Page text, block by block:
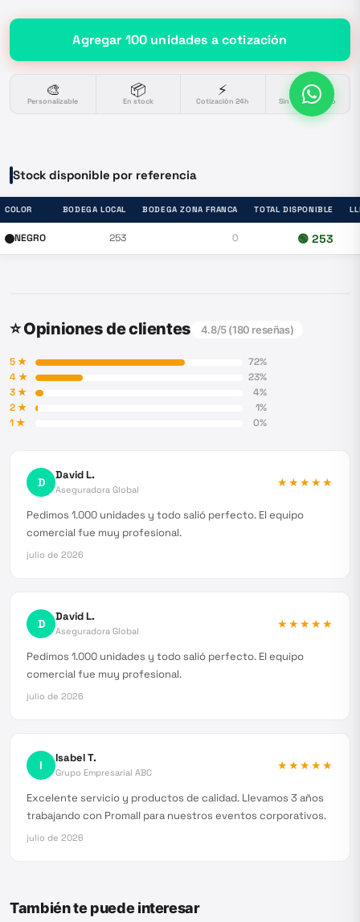
Agregar 100 unidades a cotización
🎨
Personalizable
📦
En stock
⚡
Cotización 24h
🔒
Sin compromiso
Stock disponible por referencia
COLOR BODEGA LOCAL BODEGA ZONA FRANCA TOTAL DISPONIBLE
NEGRO 253 0 🟢 253
⭐ Opiniones de clientes 4.8/5 (180 reseñas)
5★ 72%
4★ 23%
3★ 4%
2★ 1%
1★ 0%
D David L.
Aseguradora Global
★★★★★
Pedimos 1.000 unidades y todo salió perfecto. El equipo
comercial fue muy profesional.
julio de 2026
D David L.
Aseguradora Global
★★★★★
Pedimos 1.000 unidades y todo salió perfecto. El equipo
comercial fue muy profesional.
julio de 2026
I Isabel T.
Grupo Empresarial ABC
★★★★★
Excelente servicio y productos de calidad. Llevamos 3 años
trabajando con Promall para nuestros eventos corporativos.
julio de 2026
También te puede interesar